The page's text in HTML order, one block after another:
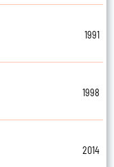
1991
1998
2014